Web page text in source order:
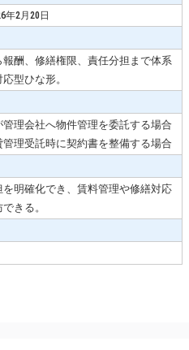
年2月20日
酬、修繕権限、責任分担まで体系
型ひな形。
理会社へ物件管理を委託する場合
管理受託時に契約書を整備する場合
明確化でき、賃料管理や修繕対応
きる。